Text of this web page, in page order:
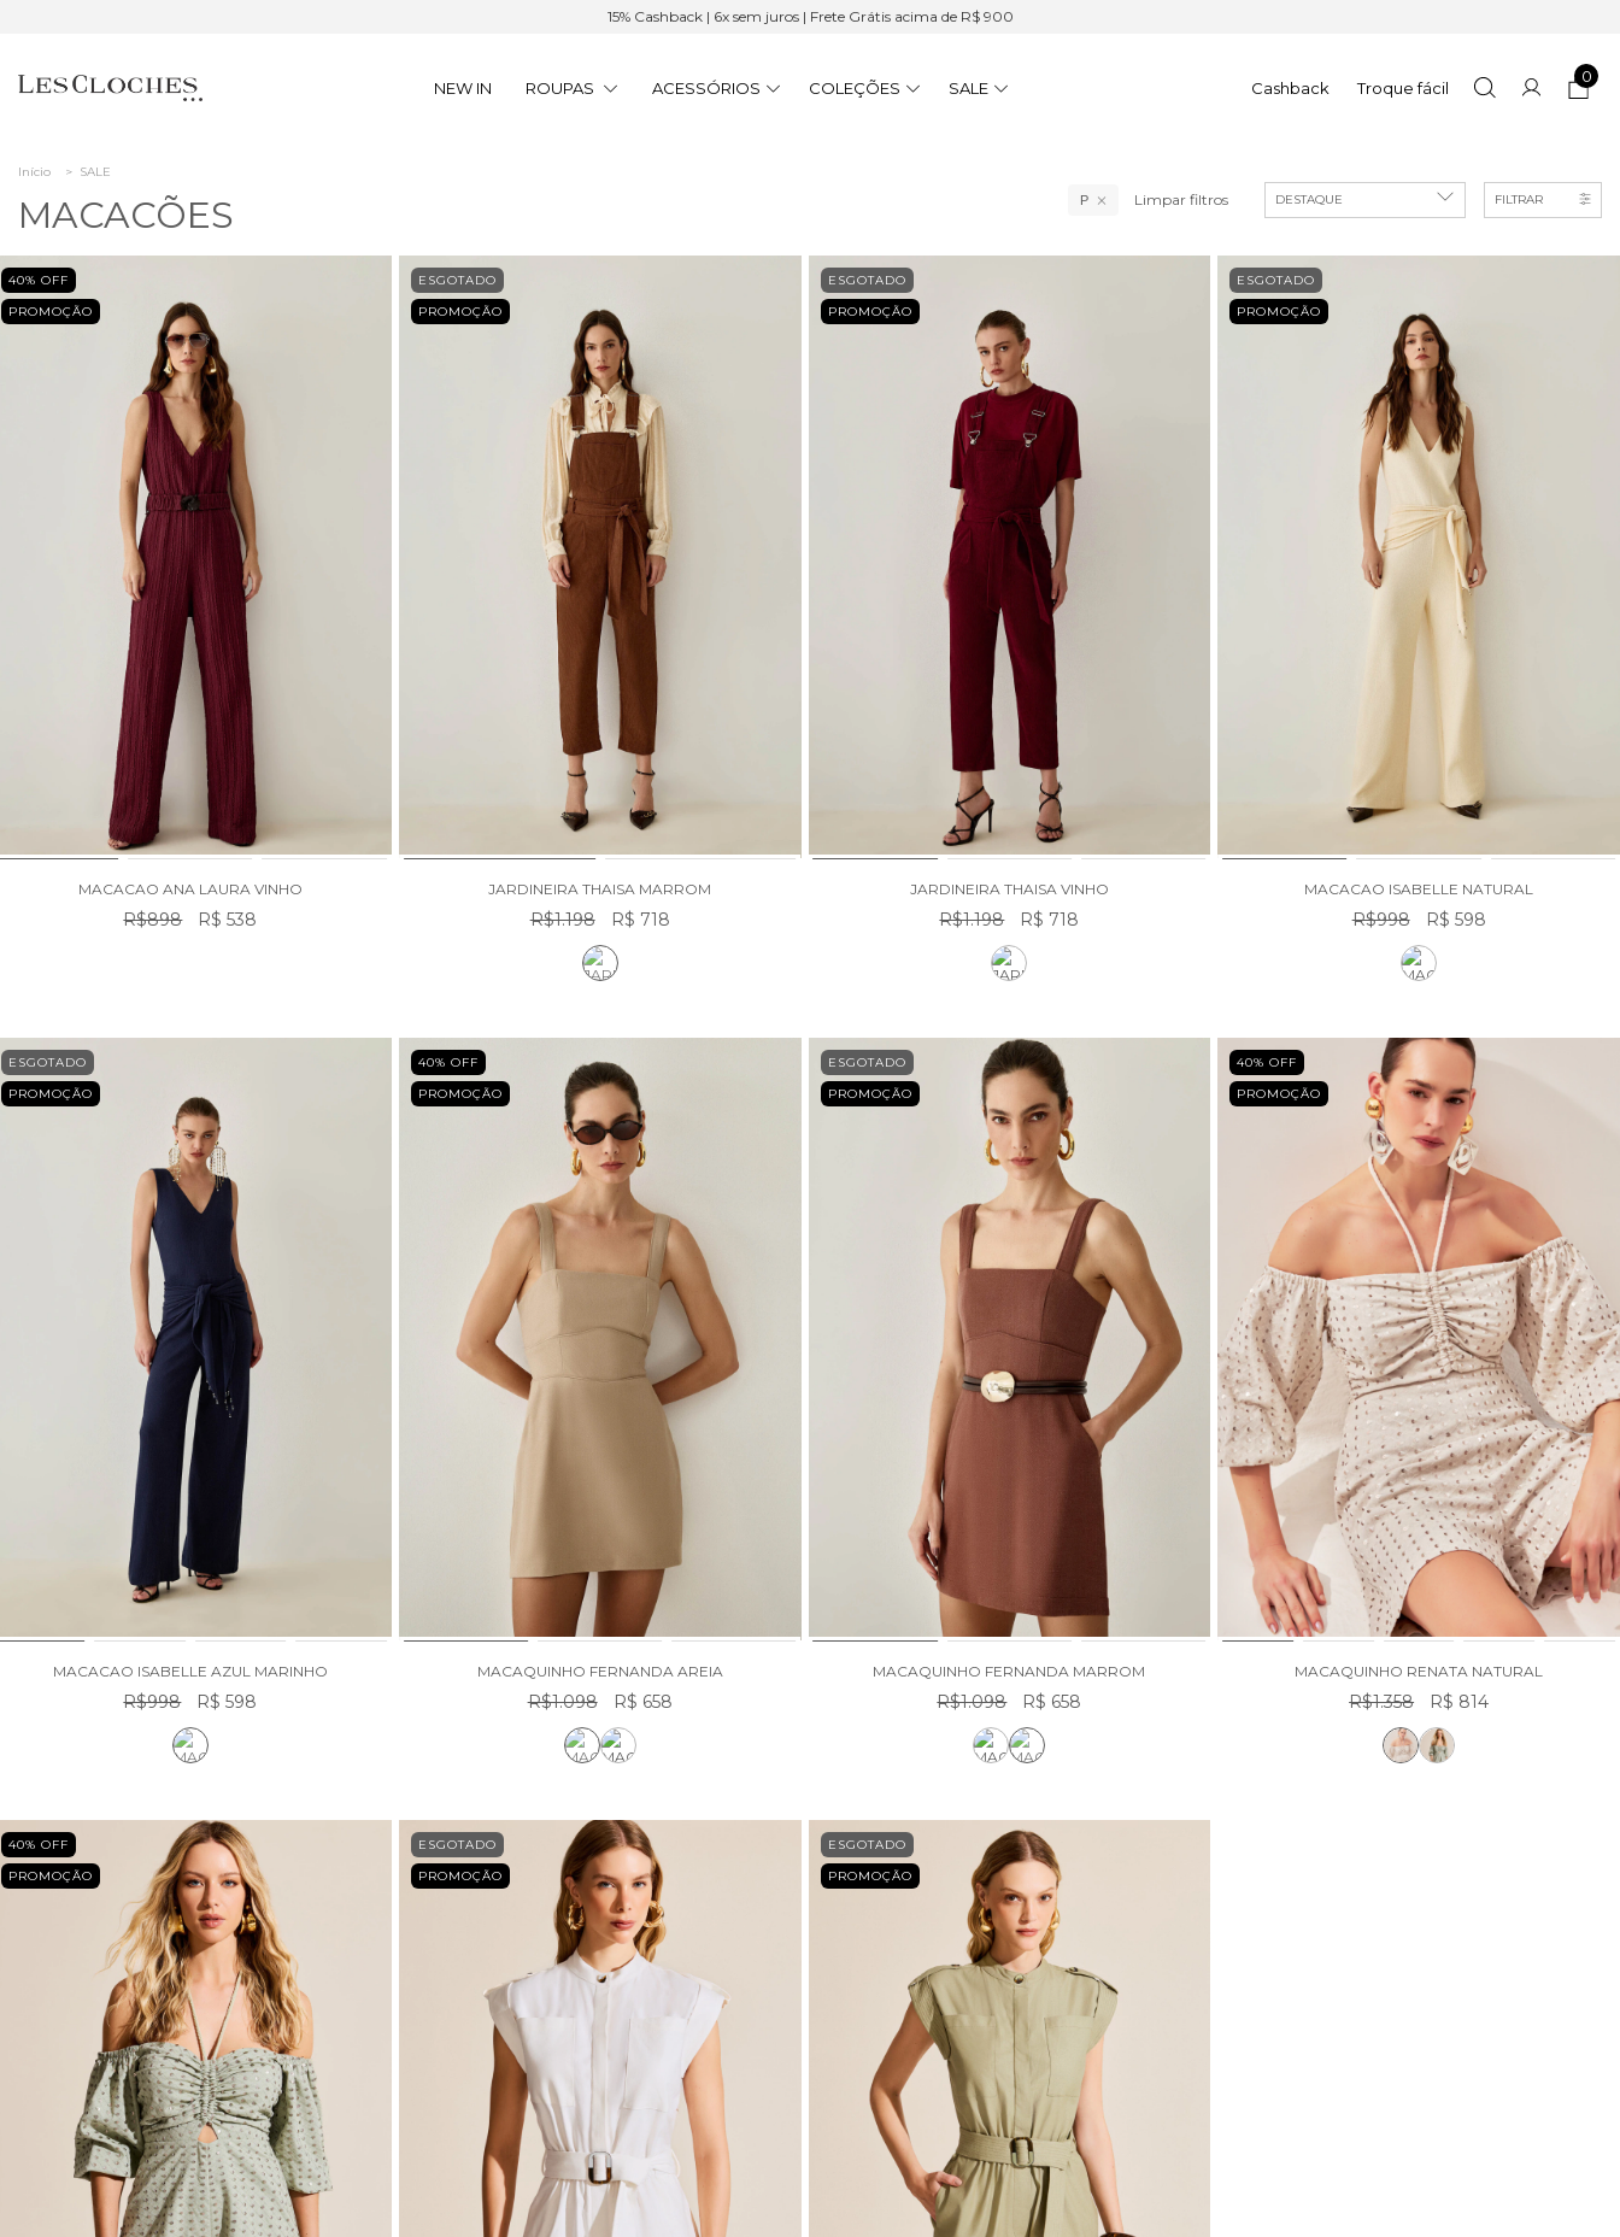
15% Cashback | 6x sem juros | Frete Grátis acima de R$ 900
NEW IN ROUPAS ACESSÓRIOS COLEÇÕES SALE Cashback Troque fácil
0
Início > SALE
MACACÕES P Limpar filtros FILTRAR
40% OFF
PROMOÇÃO
MACACAO ANA LAURA VINHO
R$898 R$ 538
ESGOTADO
PROMOÇÃO
JARDINEIRA THAISA MARROM
R$1.198 R$ 718
ESGOTADO
PROMOÇÃO
JARDINEIRA THAISA VINHO
R$1.198 R$ 718
ESGOTADO
PROMOÇÃO
MACACAO ISABELLE NATURAL
R$998 R$ 598
ESGOTADO
PROMOÇÃO
MACACAO ISABELLE AZUL MARINHO
R$998 R$ 598
40% OFF
PROMOÇÃO
MACAQUINHO FERNANDA AREIA
R$1.098 R$ 658
ESGOTADO
PROMOÇÃO
MACAQUINHO FERNANDA MARROM
R$1.098 R$ 658
40% OFF
PROMOÇÃO
MACAQUINHO RENATA NATURAL
R$1.358 R$ 814
40% OFF
PROMOÇÃO
ESGOTADO
PROMOÇÃO
ESGOTADO
PROMOÇÃO